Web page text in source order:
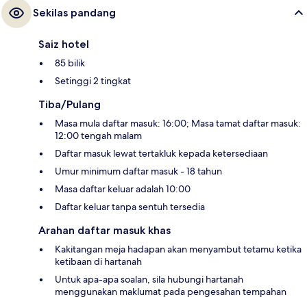
Sekilas pandang
Saiz hotel
85 bilik
Setinggi 2 tingkat
Tiba/Pulang
Masa mula daftar masuk: 16:00; Masa tamat daftar masuk:
12:00 tengah malam
Daftar masuk lewat tertakluk kepada ketersediaan
Umur minimum daftar masuk - 18 tahun
Masa daftar keluar adalah 10:00
Daftar keluar tanpa sentuh tersedia
Arahan daftar masuk khas
Kakitangan meja hadapan akan menyambut tetamu ketika
ketibaan di hartanah
Untuk apa-apa soalan, sila hubungi hartanah
menggunakan maklumat pada pengesahan tempahan